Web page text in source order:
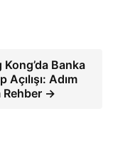
Kong’da Banka
Açılışı: Adım
Rehber →